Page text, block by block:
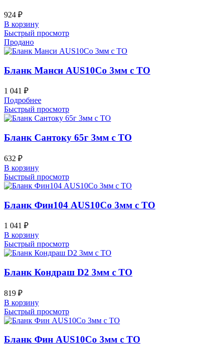
924 ₽
В корзину
Быстрый просмотр
Продано
Бланк Манси AUS10Co 3мм с ТО
1 041 ₽
Подробнее
Быстрый просмотр
Бланк Сантоку 65г 3мм с ТО
632 ₽
В корзину
Быстрый просмотр
Бланк Фин104 AUS10Co 3мм с ТО
1 041 ₽
В корзину
Быстрый просмотр
Бланк Кондраш D2 3мм с ТО
819 ₽
В корзину
Быстрый просмотр
Бланк Фин AUS10Co 3мм с ТО